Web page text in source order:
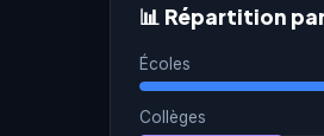
📊 Répartition
Écoles
Collèges